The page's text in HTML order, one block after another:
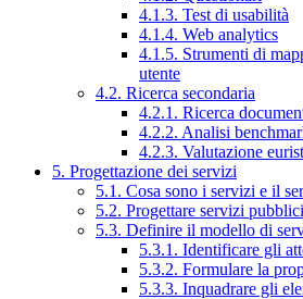
4.1.3. Test di usabilità
4.1.4. Web analytics
4.1.5. Strumenti di
utente
4.2. Ricerca secondaria
4.2.1. Ricerca
4.2.2. Analisi
4.2.3. Valutazione
5. Progettazione dei servizi
5.1. Cosa sono i servizi e il
5.2. Progettare servizi
5.3. Definire il modello di
5.3.1. Identificare gli
5.3.2. Formulare la
5.3.3. Inquadrare gli